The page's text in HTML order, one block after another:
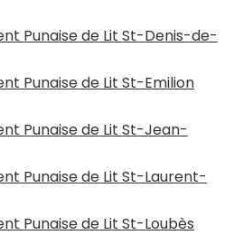
Punaise de Lit St-Denis-de-
Punaise de Lit St-Emilion
Punaise de Lit St-Jean-
Punaise de Lit St-Laurent-
Punaise de Lit St-Loubès